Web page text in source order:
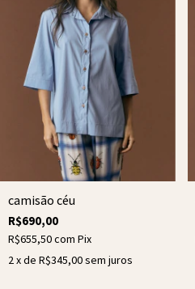
camisão céu
R$690,00
R$655,50com Pix
2x de R$345,00sem juros